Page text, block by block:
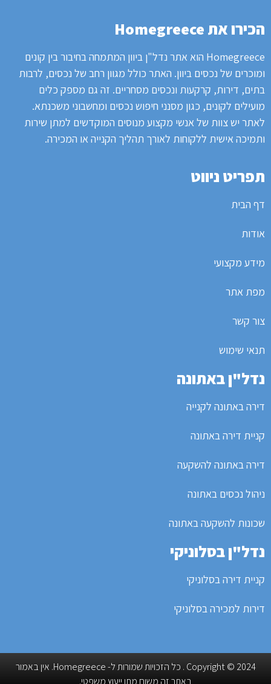
הכירו את Homegreece
Homegreece הוא אתר נדל"ן ביוון המתמחה בחיבור בין קונים
ומוכרים של נכסים ביוון. האתר כולל מגוון רחב של נכסים, לרבות
בתים, דירות, קרקעות ונכסים מסחריים. זה גם מספק כלים
מועילים לקונים, כגון מסנני חיפוש נכסים ומחשבוני משכנתא.
לאתר יש צוות של אנשי מקצוע מנוסים המוקדשים למתן שירות
ותמיכה אישית ללקוחות לאורך תהליך הקנייה או המכירה.
תפריט ניווט
דף הבית
אודות
מידע מקצועי
מפת אתר
צור קשר
תנאי שימוש
נדל"ן באתונה
דירה באתונה לקנייה
קניית דירה באתונה
דירה באתונה להשקעה
ניהול נכסים באתונה
שכונות להשקעה באתונה
נדל"ן בסלוניקי
קניית דירה בסלוניקי
דירות למכירה בסלוניקי
Copyright © 2024 . כל הזכויות שמורות ל- Homegreece. אין באמור
באתר זה משום מתן ייעוץ משפטי.